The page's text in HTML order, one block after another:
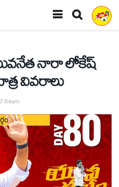
నారా లోకేష్
వివరాలు